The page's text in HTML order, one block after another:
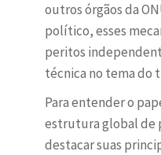
outros órgãos da
político, esses
peritos
técnica no tema do
Para entender o
estrutura global de
destacar suas